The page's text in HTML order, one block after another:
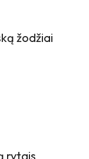
žodžiai
rytais